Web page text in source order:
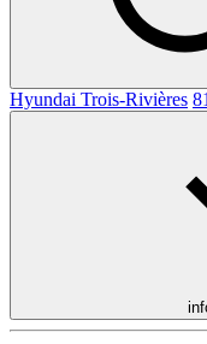
Hyundai Trois-Rivières